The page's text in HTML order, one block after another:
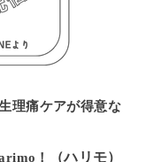
理痛ケアが得意な
！
（ハリモ）